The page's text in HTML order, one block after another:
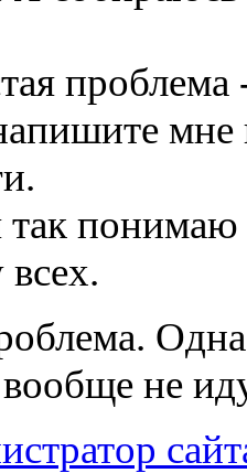
проблема
мне
понимаю
не